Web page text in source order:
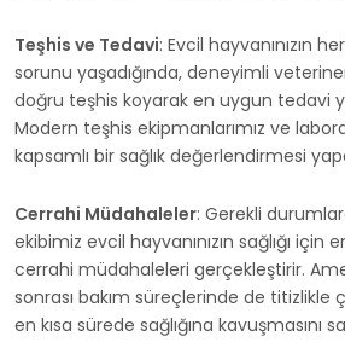
Teşhis ve Tedavi: Evcil hayvanınızın
sorunu yaşadığında, deneyimli
doğru teşhis koyarak en uygun tedavi
Modern teşhis ekipmanlarımız ve
kapsamlı bir sağlık değerlendirmesi
Cerrahi Müdahaleler: Gerekli
ekibimiz evcil hayvanınızın sağlığı için
cerrahi müdahaleleri gerçekleştirir.
sonrası bakım süreçlerinde de titizlikle
en kısa sürede sağlığına kavuşmasını